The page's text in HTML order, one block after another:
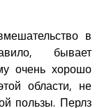
в
бывает
очень хорошо
области, не
пользы. Перлз